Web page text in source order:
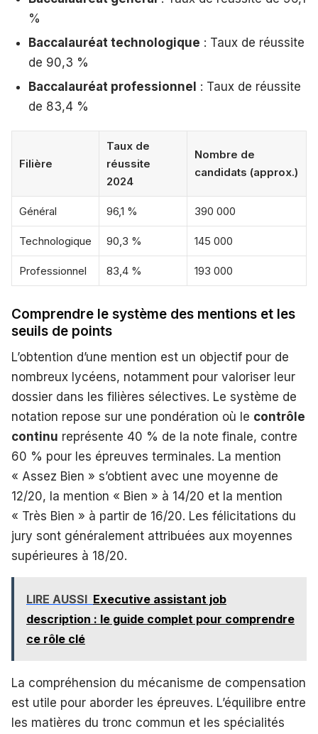
%
Baccalauréat technologique : Taux de réussite
de 90,3 %
Baccalauréat professionnel : Taux de réussite
de 83,4 %
Filière
Taux de
réussite
2024
Nombre de
candidats (approx.)
Général 96,1 % 390 000
Technologique 90,3 % 145 000
Professionnel 83,4 % 193 000
Comprendre le système des mentions et les
seuils de points
L’obtention d’une mention est un objectif pour de
nombreux lycéens, notamment pour valoriser leur
dossier dans les filières sélectives. Le système de
notation repose sur une pondération où le contrôle
continu représente 40 % de la note finale, contre
60 % pour les épreuves terminales. La mention
« Assez Bien » s’obtient avec une moyenne de
12/20, la mention « Bien » à 14/20 et la mention
« Très Bien » à partir de 16/20. Les félicitations du
jury sont généralement attribuées aux moyennes
supérieures à 18/20.
LIRE AUSSI Executive assistant job
description : le guide complet pour comprendre
ce rôle clé
La compréhension du mécanisme de compensation
est utile pour aborder les épreuves. L’équilibre entre
les matières du tronc commun et les spécialités